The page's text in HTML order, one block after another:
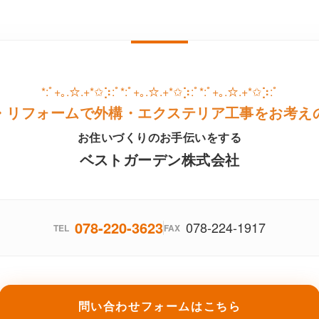
*:ﾟ+｡.☆.+*✩⡱:ﾟ*:ﾟ+｡.☆.+*✩⡱:ﾟ*:ﾟ+｡.☆.+*✩⡱:ﾟ
リフォームで外構・エクステリア工事をお考え
お住いづくりのお手伝いをする
ベストガーデン株式会社
TEL 078-220-3623FAX 078-224-1917
問い合わせフォームはこちら